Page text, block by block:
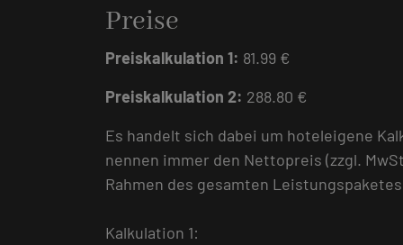
Preise
Preiskalkulation 1: 81.99 €
Preiskalkulation 2: 288.80 €
Es handelt sich dabei um hoteleigene
nennen immer den Nettopreis (zzgl.
Rahmen des gesamten
Kalkulation 1: